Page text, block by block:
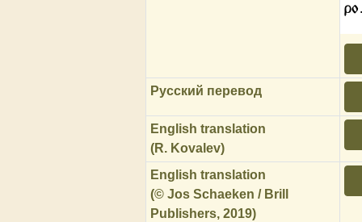
Русский перевод
English translation
(R. Kovalev)
English translation
(© Jos Schaeken / Brill
Publishers, 2019)